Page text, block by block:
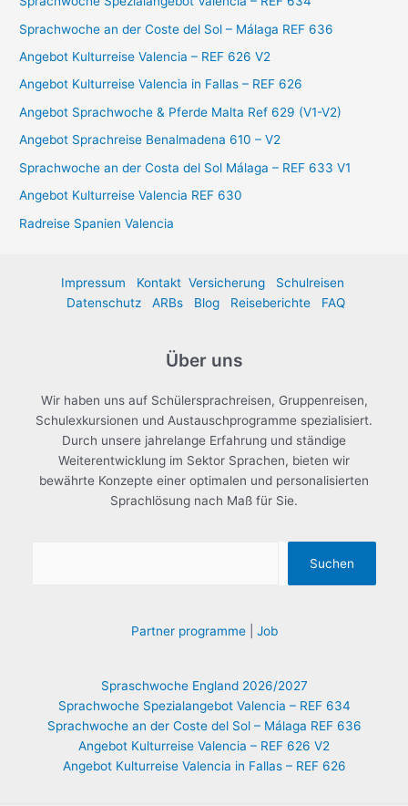
a
c
h
:
Sprachwoche an der Coste del Sol – Málaga REF 636
Angebot Kulturreise Valencia – REF 626 V2
Angebot Kulturreise Valencia in Fallas – REF 626
Angebot Sprachwoche & Pferde Malta Ref 629 (V1-V2)
Angebot Sprachreise Benalmadena 610 – V2
Sprachwoche an der Costa del Sol Málaga – REF 633 V1
Angebot Kulturreise Valencia REF 630
Radreise Spanien Valencia
Impressum Kontakt Versicherung
Schulreisen
Datenschutz
ARBs Blog Reiseberichte FAQ
Über uns
Wir haben uns auf Schülersprachreisen, Gruppenreisen,
Schulexkursionen und Austauschprogramme spezialisiert.
Durch unsere jahrelange Erfahrung und ständige
Weiterentwicklung im Sektor Sprachen, bieten wir
bewährte Konzepte einer optimalen und personalisierten
Sprachlösung nach Maß für Sie.
Suchen
Partner programme| Job
Spraschwoche England 2026/2027
Sprachwoche Spezialangebot Valencia – REF 634
Sprachwoche an der Coste del Sol – Málaga REF 636
Angebot Kulturreise Valencia – REF 626 V2
Angebot Kulturreise Valencia in Fallas – REF 626